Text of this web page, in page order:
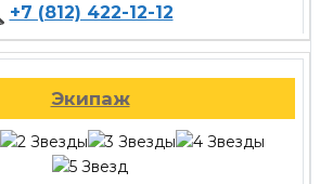
+7 (812) 422-12-12
Экипаж